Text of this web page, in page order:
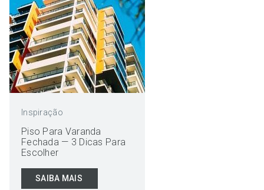
Inspiração
Piso Para Varanda
Fechada — 3 Dicas Para
Escolher
SAIBA MAIS